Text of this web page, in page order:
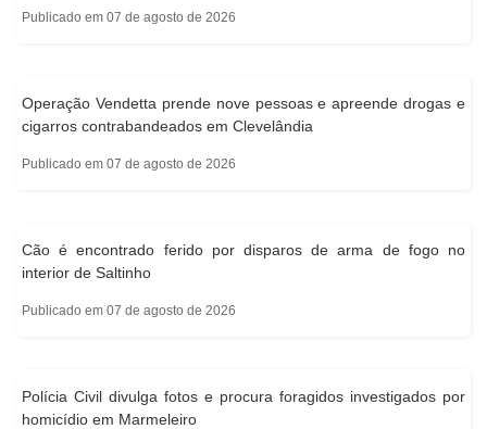
Publicado em 07 de agosto de 2026
Operação Vendetta prende nove pessoas e apreende drogas e
cigarros contrabandeados em Clevelândia
Publicado em 07 de agosto de 2026
Cão é encontrado ferido por disparos de arma de fogo no
interior de Saltinho
Publicado em 07 de agosto de 2026
Polícia Civil divulga fotos e procura foragidos investigados por
homicídio em Marmeleiro